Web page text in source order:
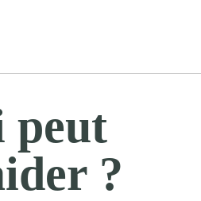
peut
?